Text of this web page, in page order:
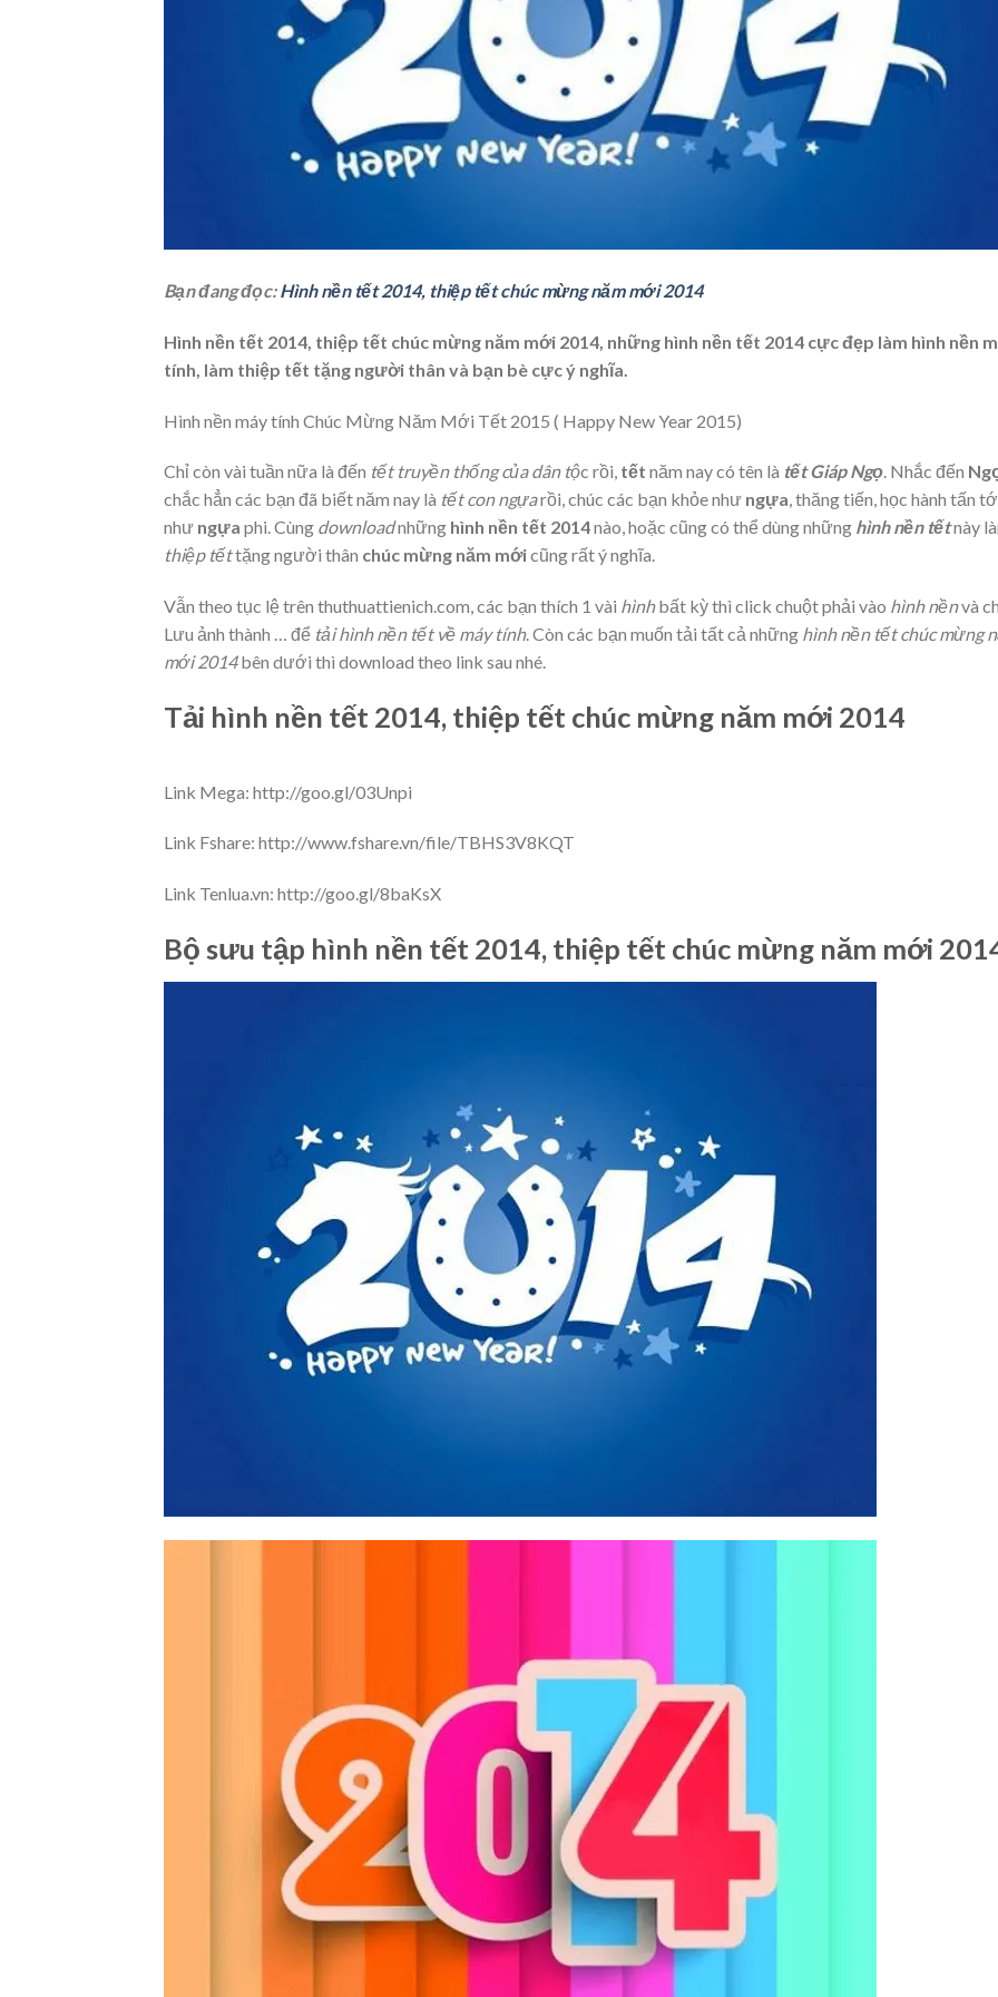
Bạn đang đọc:Hình nền tết 2014, thiệp tết chúc mừng năm mới 2014
Hình nền tết 2014, thiệp tết chúc mừng năm mới 2014, những hình nền tết 2014 cực đẹp làm hình nền
tính, làm thiệp tết tặng người thân và bạn bè cực ý nghĩa.
Hình nền máy tính Chúc Mừng Năm Mới Tết 2015 ( Happy New Year 2015)
Chỉ còn vài tuần nữa là đến tết truyền thống của dân tộc rồi, tết năm nay có tên là tết Giáp Ngọ. Nhắc đến
chắc hẳn các bạn đã biết năm nay là tết con ngựarồi, chúc các bạn khỏe như ngựa, thăng tiến, học hành tấn
như ngựa phi. Cùng downloadnhững hình nền tết 2014nào, hoặc cũng có thể dùng những hình nền tếtnày
thiệp tếttặng người thân chúc mừng năm mớicũng rất ý nghĩa.
Vẫn theo tục lệ trên thuthuattienich.com, các bạn thích 1 vài hìnhbất kỳ thì click chuột phải vào hình nềnvà
Lưu ảnh thành … để tải hình nền tết về máy tính. Còn các bạn muốn tải tất cả những hình nền tết chúc mừng
mới 2014bên dưới thì download theo link sau nhé.
Tải hình nền tết 2014, thiệp tết chúc mừng năm mới 2014
Link Mega: http://goo.gl/03Unpi
Link Fshare: http://www.fshare.vn/file/TBHS3V8KQT
Link Tenlua.vn: http://goo.gl/8baKsX
Bộ sưu tập hình nền tết 2014, thiệp tết chúc mừng năm mới